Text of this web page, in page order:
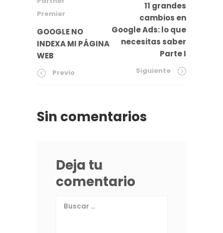
GOOGLE NO
INDEXA MI PÁGINA
WEB
Previo
11 grandes
cambios en
Google Ads: lo que
necesitas saber
Parte I
Siguiente
Sin comentarios
Deja tu
comentario